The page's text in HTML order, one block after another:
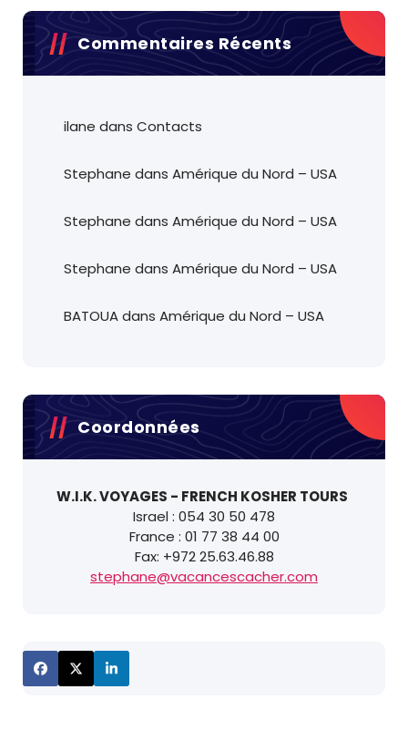
Commentaires Récents
ilane dans Contacts
Stephane dans Amérique du Nord – USA
Stephane dans Amérique du Nord – USA
Stephane dans Amérique du Nord – USA
BATOUAdans Amérique du Nord – USA
Coordonnées
W.I.K. VOYAGES - FRENCH KOSHER TOURS
Israel : 054 30 50 478
France : 01 77 38 44 00
Fax: +972 25.63.46.88
stephane@vacancescacher.com